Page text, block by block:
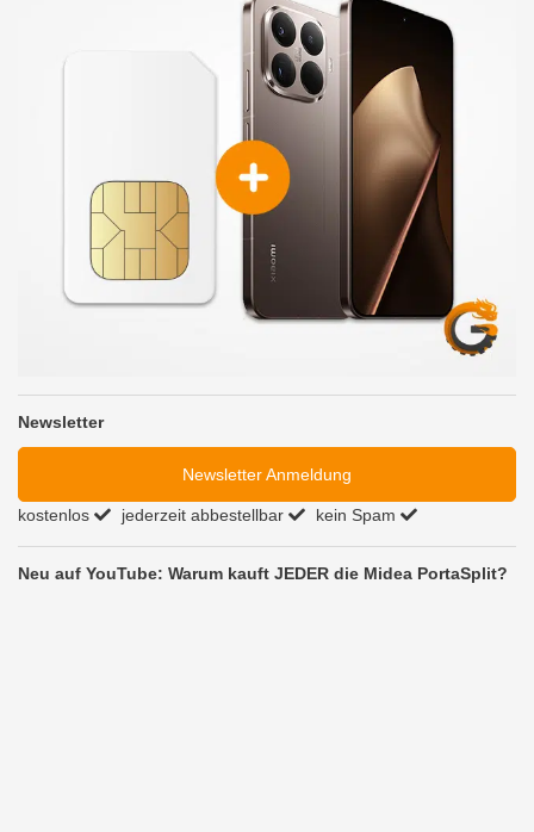
Newsletter
Newsletter Anmeldung
kostenlos jederzeit abbestellbar kein Spam
Neu auf YouTube: Warum kauft JEDER die Midea PortaSplit?